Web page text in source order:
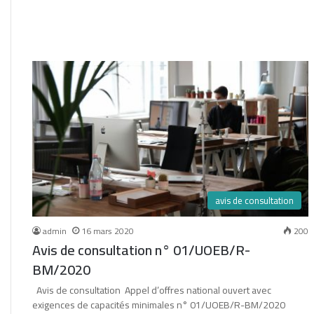
avis de consultation
admin 16 mars 2020 200
Avis de consultation n° 01/UOEB/R-
BM/2020
Avis de consultation Appel d’offres national ouvert avec
exigences de capacités minimales n° 01/UOEB/R-BM/2020